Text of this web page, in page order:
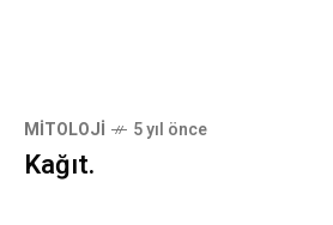
MITOLOJI 5 yıl önce
Kağıt.